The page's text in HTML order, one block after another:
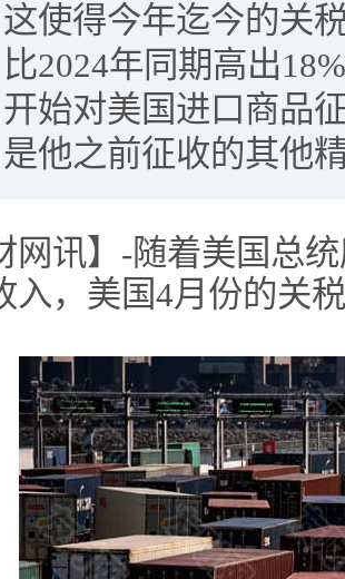
这使得今年迄今的关
比2024年同期高出
开始对美国进口商品
是他之前征收的其他
网讯】-随着美国总
入，美国4月份的关